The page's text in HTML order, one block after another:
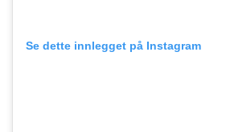
Se dette innlegget på Instagram